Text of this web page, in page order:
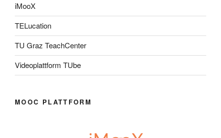
iMooX
TELucation
TU Graz TeachCenter
Videoplattform TUbe
MOOC PLATTFORM